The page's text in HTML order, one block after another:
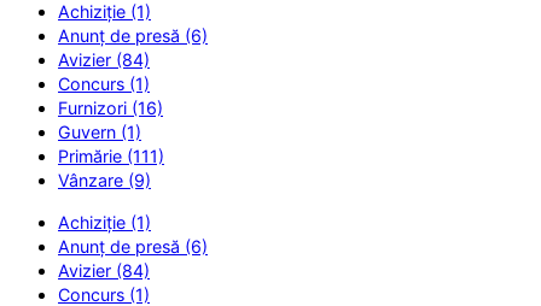
Achiziție (1)
Anunț de presă (6)
Avizier (84)
Concurs (1)
Furnizori (16)
Guvern (1)
Primărie (111)
Vânzare (9)
Achiziție (1)
Anunț de presă (6)
Avizier (84)
Concurs (1)